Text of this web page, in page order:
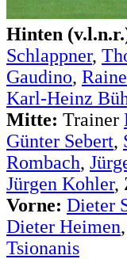
Hinten
Schlappner,
Gaudino,
Karl-Heinz
Mitte: Trainer
Günter Sebert,
Rombach,
Jürgen Kohler,
Vorne: Dieter
Dieter Heimen,
Tsionanis